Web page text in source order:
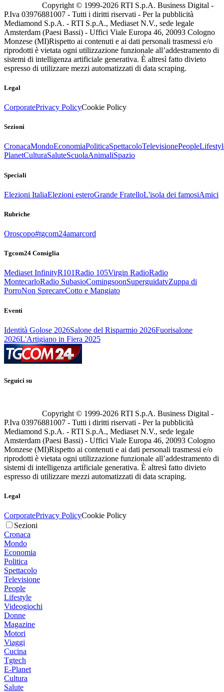
Copyright © 1999-2026 RTI S.p.A. Business Digital -
P.Iva 03976881007 - Tutti i diritti riservati - Per la pubblicità
Mediamond S.p.A. - RTI S.p.A., Mediaset N.V., sede legale
Amsterdam (Paesi Bassi) - Uffici Viale Europa 46, 20093 Cologno
Monzese (MI)Rispetto ai contenuti e ai dati personali trasmessi e/o
riprodotti è vietata ogni utilizzazione funzionale all’addestramento di
sistemi di intelligenza artificiale generativa. È altresì fatto divieto
espresso di utilizzare mezzi automatizzati di data scraping.
Legal
CorporatePrivacy PolicyCookie Policy
Sezioni
CronacaMondoEconomiaPoliticaSpettacoloTelevisionePeople
PlanetCulturaSaluteScuolaAnimaliSpazio
Speciali
Elezioni ItaliaElezioni esteroGrande FratelloL'isola dei famosiAmici
Rubriche
Oroscopo#tgcom24amarcord
Tgcom24 Consiglia
Mediaset InfinityR101Radio 105Virgin RadioRadio
MontecarloRadio SubasioComingsoonSuperguidatvZuppa di
PorroNon SprecareCotto e Mangiato
Eventi
Identità Golose 2026Salone del Risparmio 2026Fuorisalone
2026L'Artigiano in Fiera 2025
Seguici su
Copyright © 1999-2026 RTI S.p.A. Business Digital -
P.Iva 03976881007 - Tutti i diritti riservati - Per la pubblicità
Mediamond S.p.A. - RTI S.p.A., Mediaset N.V., sede legale
Amsterdam (Paesi Bassi) - Uffici Viale Europa 46, 20093 Cologno
Monzese (MI)Rispetto ai contenuti e ai dati personali trasmessi e/o
riprodotti è vietata ogni utilizzazione funzionale all’addestramento di
sistemi di intelligenza artificiale generativa. È altresì fatto divieto
espresso di utilizzare mezzi automatizzati di data scraping.
Legal
CorporatePrivacy PolicyCookie Policy
Sezioni
Cronaca
Mondo
Economia
Politica
Spettacolo
Televisione
People
Lifestyle
Videogiochi
Donne
Magazine
Motori
Viaggi
Cucina
Tgtech
E-Planet
Cultura
Salute